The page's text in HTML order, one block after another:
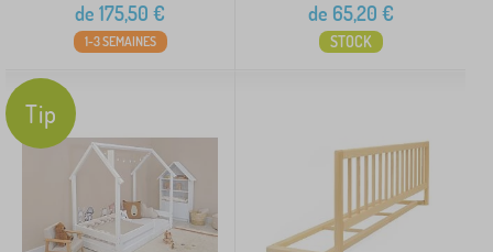
de 175,50 €
1-3 SEMAINES
de 65,20 €
STOCK
Tip